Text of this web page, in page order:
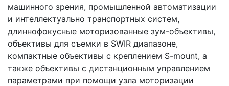
машинного зрения, промышленной автоматизации
и интеллектуально транспортных систем,
длиннофокусные моторизованные зум-объективы,
объективы для съемки в SWIR диапазоне,
компактные объективы с креплением S-mount, а
также объективы с дистанционным управлением
параметрами при помощи узла моторизации